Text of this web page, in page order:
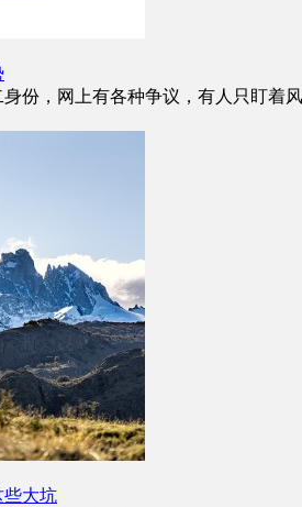
份，网上有各种争议，有人只盯着
些大坑